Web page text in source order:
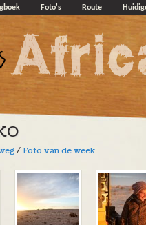
Foto's Route
/Foto van de week